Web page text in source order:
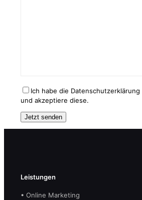
Ich habe die Datenschutzerklärung
und akzeptiere diese.
Leistungen
• Online Marketing